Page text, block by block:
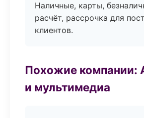
Наличные, карты,
расчёт, рассрочка для
клиентов.
Похожие компании:
и мультимедиа